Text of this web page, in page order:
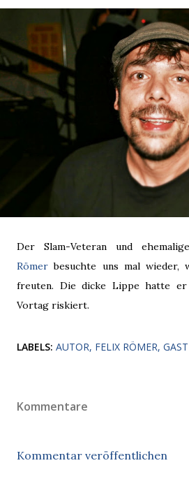
Der Slam-Veteran und
Römer besuchte uns mal
freuten. Die dicke Lippe hatte
Vortag riskiert.
LABELS: AUTOR FELIX RÖMER GAST
Kommentare
Kommentar veröffentlichen